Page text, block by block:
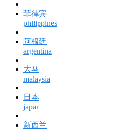
|
菲律宾
philippines
|
阿根廷
argentina
|
大马
malaysia
|
日本
japan
|
新西兰